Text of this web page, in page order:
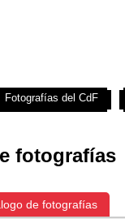
fotografías
de fotografías
Fotografías del CdF